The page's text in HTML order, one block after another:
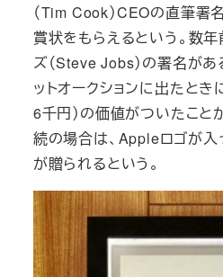
（Tim Cook）CEOの直筆署
賞状をもらえるという。数年
ズ（Steve Jobs）の署名が
ットオークションに出たとき
6千円）の価値がついたこと
続の場合は、Appleロゴが入
が贈られるという。